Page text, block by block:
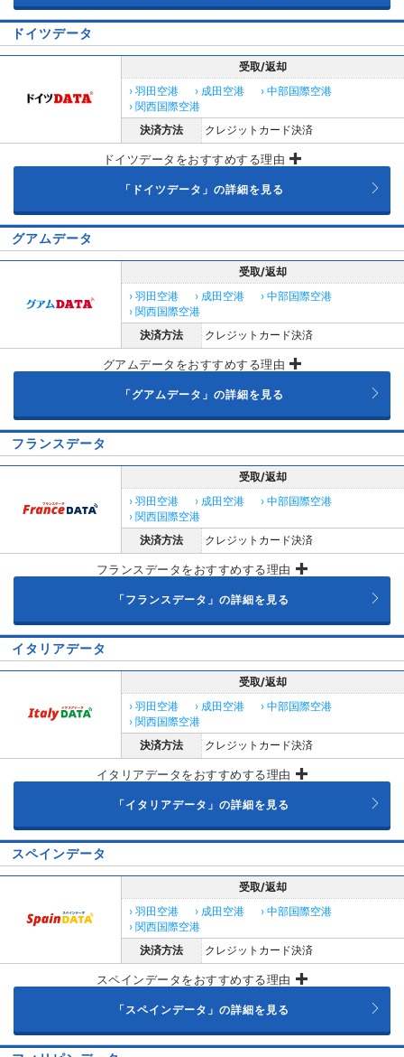
ドイツデータ
受取/返却
› 羽田空港
› 成田空港
› 中部国際空港
› 関西国際空港
決済方法
クレジットカード決済
ドイツデータをおすすめする理由
「ドイツデータ」の詳細を見る
グアムデータ
受取/返却
› 羽田空港
› 成田空港
› 中部国際空港
› 関西国際空港
決済方法
クレジットカード決済
グアムデータをおすすめする理由
「グアムデータ」の詳細を見る
フランスデータ
受取/返却
› 羽田空港
› 成田空港
› 中部国際空港
› 関西国際空港
決済方法
クレジットカード決済
フランスデータをおすすめする理由
「フランスデータ」の詳細を見る
イタリアデータ
受取/返却
› 羽田空港
› 成田空港
› 中部国際空港
› 関西国際空港
決済方法
クレジットカード決済
イタリアデータをおすすめする理由
「イタリアデータ」の詳細を見る
スペインデータ
受取/返却
› 羽田空港
› 成田空港
› 中部国際空港
› 関西国際空港
決済方法
クレジットカード決済
スペインデータをおすすめする理由
「スペインデータ」の詳細を見る